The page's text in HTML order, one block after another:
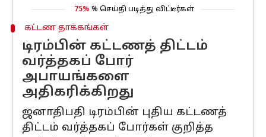
75% % செய்தி படித்து விட்டீர்கள்
கட்டண தாக்கங்கள்
டிரம்பின் கட்டணத் திட்டம்
வர்த்தகப் போர்
அபாயங்களை
அதிகரிக்கிறது
ஜனாதிபதி டிரம்பின் புதிய கட்டணத்
திட்டம் வர்த்தகப் போர்கள் குறித்த